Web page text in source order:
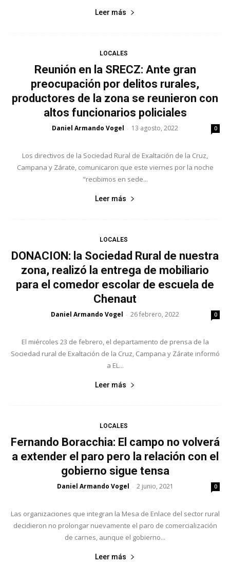
Leer más
LOCALES
Reunión en la SRECZ: Ante gran
preocupación por delitos rurales,
productores de la zona se reunieron con
altos funcionarios policiales
Daniel Armando Vogel - 13 agosto, 2022 0
Los directivos de la Sociedad Rural de Exaltación de la Cruz,
Campana y Zárate, comunicaron que este viernes por la noche
"recibimos en sede...
Leer más
LOCALES
DONACION: la Sociedad Rural de nuestra
zona, realizó la entrega de mobiliario
para el comedor escolar de escuela de
Chenaut
Daniel Armando Vogel - 26 febrero, 2022 0
El miércoles 23 de febrero, el departamento de prensa de la
Sociedad rural de Exaltación de la Cruz, Campana y Zárate informó
a EL...
Leer más
LOCALES
Fernando Boracchia: El campo no volverá
a extender el paro pero la relación con el
gobierno sigue tensa
Daniel Armando Vogel - 2 junio, 2021 0
Las organizaciones que integran la Mesa de Enlace del sector rural
decidieron no prolongar nuevamente el paro de comercialización
de carnes, aunque el gobierno...
Leer más